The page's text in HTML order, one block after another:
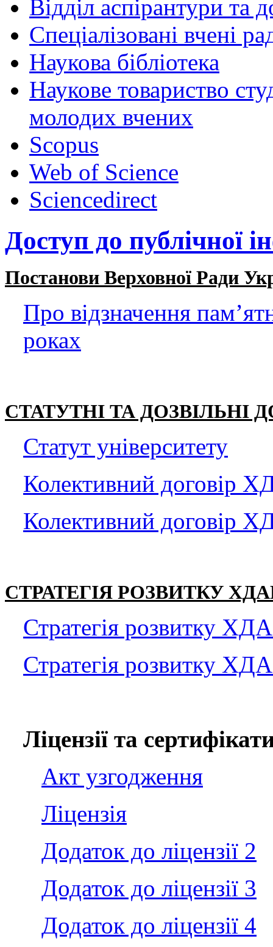
Відділ аспірантури та
Спеціалізовані вчені
Наукова бібліотека
Наукове товариство
молодих вчених
Scopus
Web of Science
Sciencedirect
Доступ до публічної
Постанови Верховної Ради
Про відзначення
роках
СТАТУТНІ ТА ДОЗВІЛЬНІ
Статут університету
Колективний договір
Колективний договір
СТРАТЕГІЯ РОЗВИТКУ
Стратегія розвитку
Стратегія розвитку
Ліцензії та
Акт узгодження
Ліцензія
Додаток до ліцензії 2
Додаток до ліцензії 3
Додаток до ліцензії 4